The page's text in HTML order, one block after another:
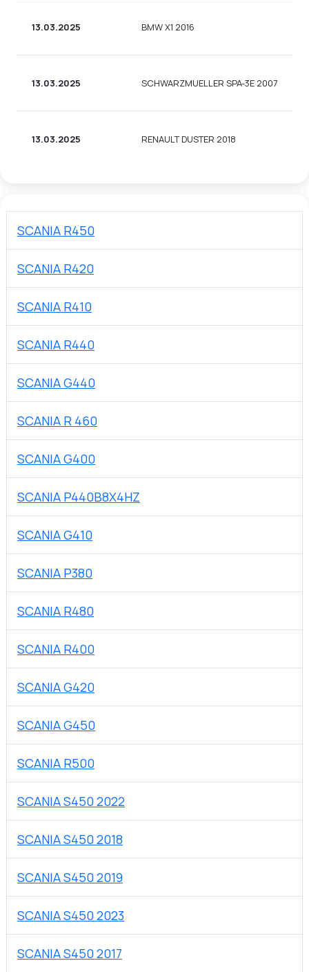
13.03.2025 BMW X1 2016
13.03.2025 SCHWARZMUELLER SPA-3E 2007
13.03.2025 RENAULT DUSTER 2018
SCANIA R450
SCANIA R420
SCANIA R410
SCANIA R440
SCANIA G440
SCANIA R 460
SCANIA G400
SCANIA P440B8X4HZ
SCANIA G410
SCANIA P380
SCANIA R480
SCANIA R400
SCANIA G420
SCANIA G450
SCANIA R500
SCANIA S450 2022
SCANIA S450 2018
SCANIA S450 2019
SCANIA S450 2023
SCANIA S450 2017